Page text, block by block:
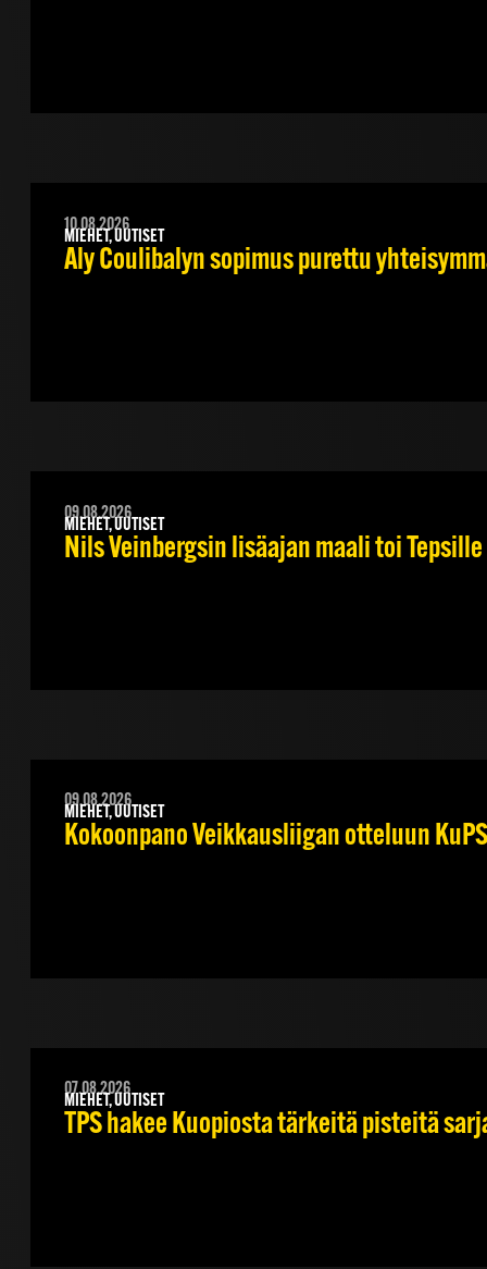
10.08.2026
MIEHET, UUTISET
Aly Coulibalyn sopimus purettu
09.08.2026
MIEHET, UUTISET
Nils Veinbergsin lisäajan maali toi
09.08.2026
MIEHET, UUTISET
Kokoonpano Veikkausliigan otteluun
07.08.2026
MIEHET, UUTISET
TPS hakee Kuopiosta tärkeitä pisteitä